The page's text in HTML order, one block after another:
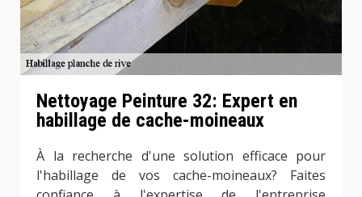
Nettoyage Peinture 32: Expert en
habillage de cache-moineaux
À la recherche d'une solution efficace pour
l'habillage de vos cache-moineaux? Faites